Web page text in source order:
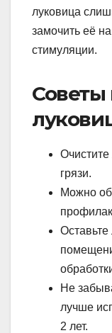
луковица
замочить её
стимуляции.
Советы
грязи.
Можно
Оставьте
Не
лучше
2 лет.